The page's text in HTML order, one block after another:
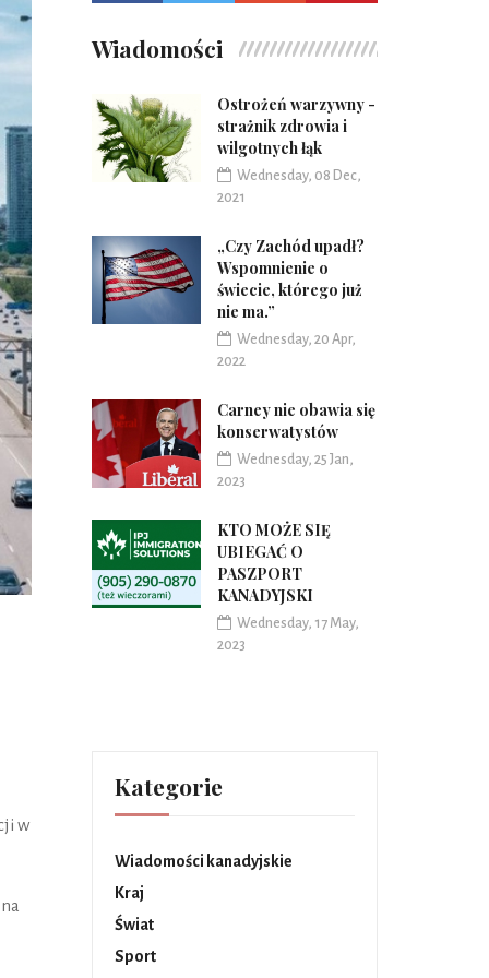
w
Wiadomości
Ostrożeń warzywny -
strażnik zdrowia i
wilgotnych łąk
Wednesday, 08 Dec,
2021
„Czy Zachód upadł?
Wspomnienie o
świecie, którego już
nie ma.”
Wednesday, 20 Apr,
2022
Carney nie obawia się
konserwatystów
Wednesday, 25 Jan,
2023
KTO MOŻE SIĘ
UBIEGAĆ O
PASZPORT
KANADYJSKI
Wednesday, 17 May,
2023
Kategorie
Wiadomości kanadyjskie
Kraj
Świat
Sport